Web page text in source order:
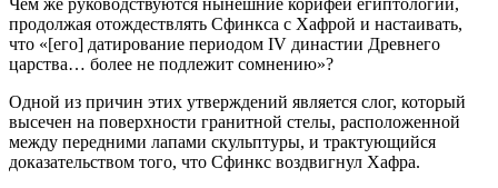
продолжая отождествлять Сфинкса с Хафрой и настаивать,
что «[его] датирование периодом IV династии Древнего
царства… более не подлежит сомнению»?
Одной из причин этих утверждений является слог, который
высечен на поверхности гранитной стелы, расположенной
между передними лапами скульптуры, и трактующийся
доказательством того, что Сфинкс воздвигнул Хафра.